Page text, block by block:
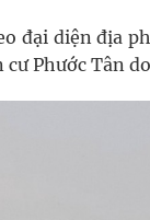
đại diện địa
cư Phước Tân